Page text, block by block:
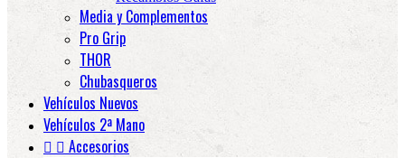
Media y Complementos
Pro Grip
THOR
Chubasqueros
Vehículos Nuevos
Vehículos 2ª Mano
  Accesorios